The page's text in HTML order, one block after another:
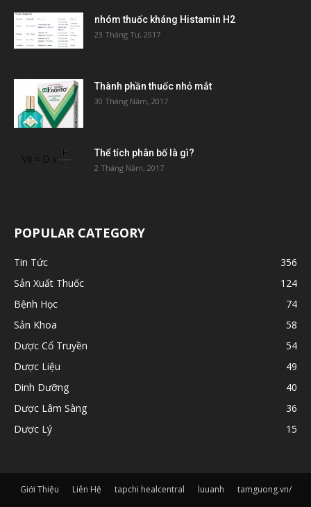
nhóm thuốc kháng Histamin H2
23 Tháng Tư, 2017
Thành phần thuốc nhỏ mắt
30 Tháng Năm, 2017
Thể tích phân bố là gì?
2 Tháng Năm, 2017
POPULAR CATEGORY
Tin Tức
356
Sản Xuất Thuốc
124
Bệnh Học
74
Sản Khoa
58
Dược Cổ Truyền
54
Dược Liệu
49
Dinh Dưỡng
40
Dược Lâm Sàng
36
Dược Lý
15
Giới Thiệu Liên Hệ tapchi healcentral luuanh tamguong.vn/